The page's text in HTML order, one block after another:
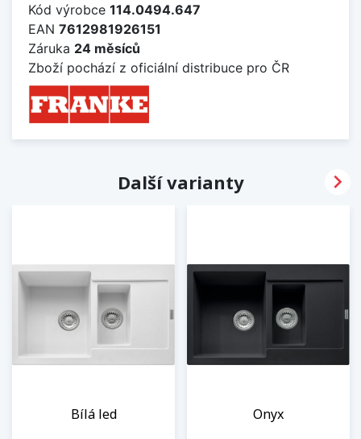
Kód výrobce 114.0494.647
EAN 7612981926151
Záruka 24 měsíců
Zboží pochází z oficiální distribuce pro ČR
Další varianty
Bílá led Onyx
